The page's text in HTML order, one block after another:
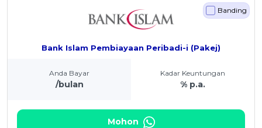
Bank Islam Pembiayaan Peribadi-i (Pakej)
Banding
Anda Bayar
/bulan
Kadar Keuntungan
% p.a.
Mohon